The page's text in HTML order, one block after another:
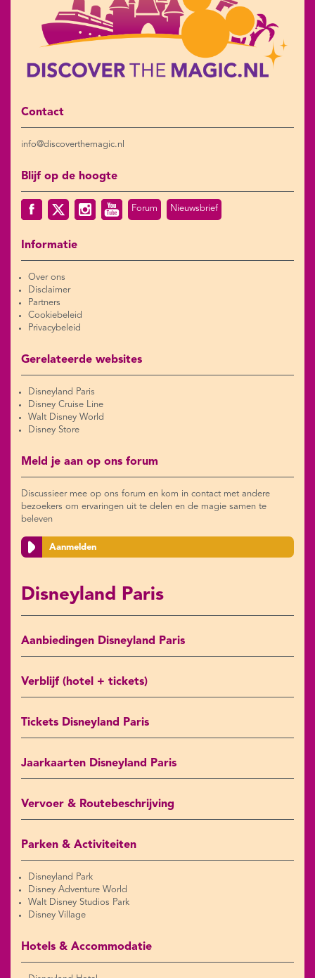
Contact
info@discoverthemagic.nl
Blijf op de hoogte
Forum Nieuwsbrief
Informatie
Over ons
Disclaimer
Partners
Cookiebeleid
Privacybeleid
Gerelateerde websites
Disneyland Paris
Disney Cruise Line
Walt Disney World
Disney Store
Meld je aan op ons forum
Discussieer mee op ons forum en kom in contact met andere
bezoekers om ervaringen uit te delen en de magie samen te
beleven
Aanmelden
Disneyland Paris
Aanbiedingen Disneyland Paris
Verblijf (hotel + tickets)
Tickets Disneyland Paris
Jaarkaarten Disneyland Paris
Vervoer & Routebeschrijving
Parken & Activiteiten
Disneyland Park
Disney Adventure World
Walt Disney Studios Park
Disney Village
Hotels & Accommodatie